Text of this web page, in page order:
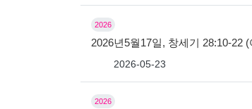
2026
2026년5월17일, 창세기 28:10-22
2026-05-23
2026